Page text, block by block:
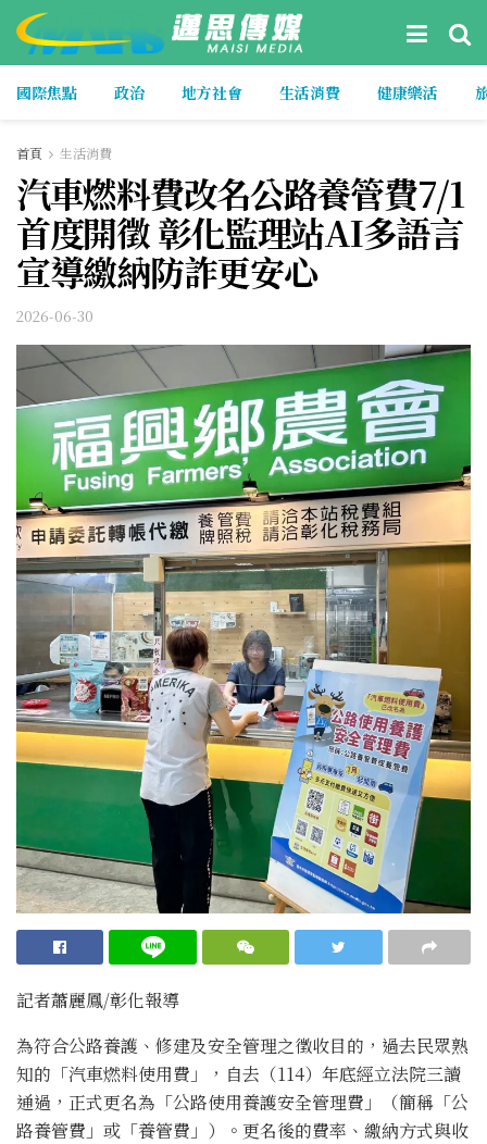
國際焦點 政治 地方社會 生活消費 健康樂活
首頁 生活消費
汽車燃料費改名公路養管費7/1
首度開徵 彰化監理站AI多語言
宣導繳納防詐更安心
2026-06-30
記者蕭麗鳳/彰化報導
為符合公路養護、修建及安全管理之徵收目的，過去民眾熟
知的「汽車燃料使用費」，自去（114）年底經立法院三讀
通過，正式更名為「公路使用養護安全管理費」（簡稱「公
路養管費」或「養管費」）。更名後的費率、繳納方式與收